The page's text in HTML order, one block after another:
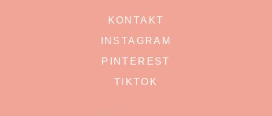
KONTAKT
INSTAGRAM
PINTEREST
TIKTOK